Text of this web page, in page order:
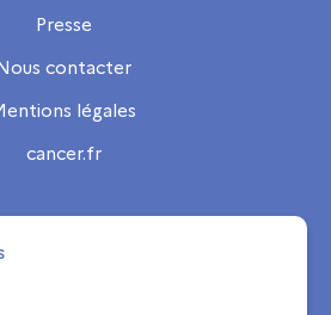
Presse
contacter
légales
cancer.fr